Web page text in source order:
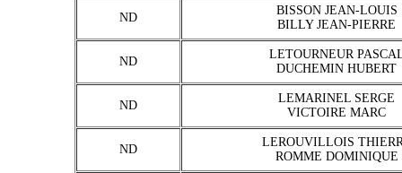
ND
BISSON JEAN-LOUIS
BILLY JEAN-PIERRE
ND
LETOURNEUR
DUCHEMIN HUBERT
ND
LEMARINEL SERGE
VICTOIRE MARC
ND
LEROUVILLOIS
ROMME DOMINIQUE